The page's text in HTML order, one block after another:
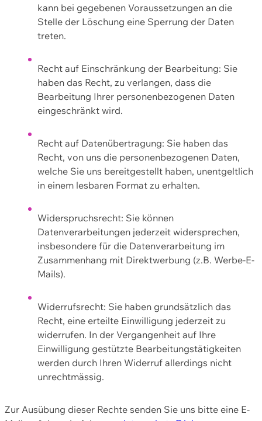
kann bei gegebenen Voraussetzungen an die
Stelle der Löschung eine Sperrung der Daten
treten.
Recht auf Einschränkung der Bearbeitung: Sie
haben das Recht, zu verlangen, dass die
Bearbeitung Ihrer personenbezogenen Daten
eingeschränkt wird.
Recht auf Datenübertragung: Sie haben das
Recht, von uns die personenbezogenen Daten,
welche Sie uns bereitgestellt haben, unentgeltlich
in einem lesbaren Format zu erhalten.
Widerspruchsrecht: Sie können
Datenverarbeitungen jederzeit widersprechen,
insbesondere für die Datenverarbeitung im
Zusammenhang mit Direktwerbung (z.B. Werbe-E-
Mails).
Widerrufsrecht: Sie haben grundsätzlich das
Recht, eine erteilte Einwilligung jederzeit zu
widerrufen. In der Vergangenheit auf Ihre
Einwilligung gestützte Bearbeitungstätigkeiten
werden durch Ihren Widerruf allerdings nicht
unrechtmässig.
Zur Ausübung dieser Rechte senden Sie uns bitte eine E-